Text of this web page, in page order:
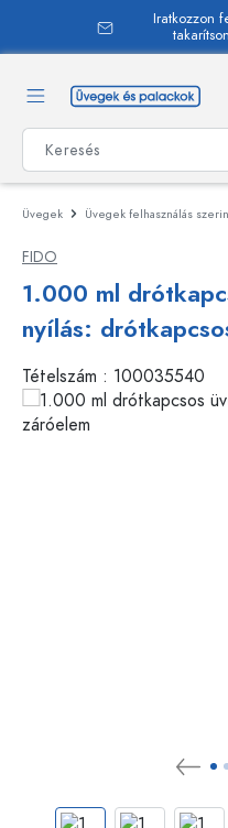
Iratkozzon
Üvegek Üvegek felhasználás
FIDO
1.000 ml
nyílás:
Tételszám : 100035540